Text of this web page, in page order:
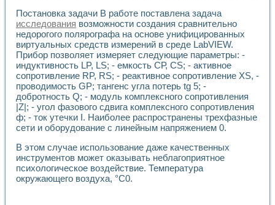
Постановка задачи В работе поставлена задача
исследования возможности создания сравнительно
недорогого полярографа на основе унифицированных
виртуальных средств измерений в среде LabVIEW.
Прибор позволяет измеряет следующие параметры: -
индуктивность LP, LS; - емкость СР, CS; - активное
сопротивление RP, RS; - реактивное сопротивление XS, -
проводимость GP; тангенс угла потерь tg 5; -
добротность Q; - модуль комплексного сопротивления
|Z|; - угол фазового сдвига комплексного сопротивления
ф; - ток утечки I. Наиболее распространены трехфазные
сети и оборудование с линейным напряжением 0.
В этом случае использование даже качественных
инструментов может оказывать неблагоприятное
психологическое воздействие. Температура
окружающего воздуха, °С0.